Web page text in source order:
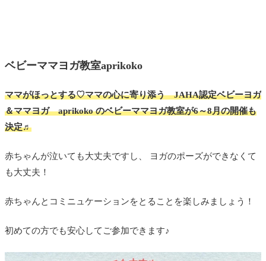
ベビーママヨガ教室aprikoko
ママがほっとする♡ママの心に寄り添う JAHA認定ベビーヨガ
＆ママヨガ aprikoko のベビーママヨガ教室が6～8月の開催も
決定♬
赤ちゃんが泣いても大丈夫ですし、 ヨガのポーズができなくて
も大丈夫！
赤ちゃんとコミニュケーションをとることを楽しみましょう！
初めての方でも安心してご参加できます♪